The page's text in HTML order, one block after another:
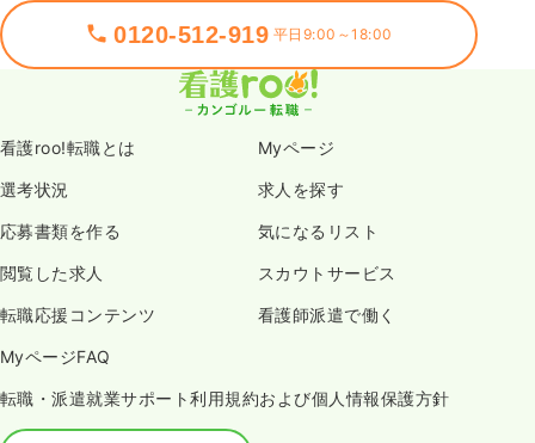
0120-512-919 平日9:00～18:00
看護roo!転職とは Myページ
選考状況 求人を探す
応募書類を作る 気になるリスト
閲覧した求人 スカウトサービス
転職応援コンテンツ 看護師派遣で働く
MyページFAQ
転職・派遣就業サポート利用規約および個人情報保護方針